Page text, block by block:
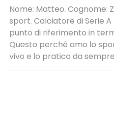
Nome: Matteo. Cognome:
sport. Calciatore di Serie
punto di riferimento in
Questo perché amo lo
vivo e lo pratico da